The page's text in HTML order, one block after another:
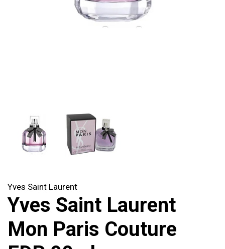
Yves Saint Laurent
Yves Saint Laurent
Mon Paris Couture